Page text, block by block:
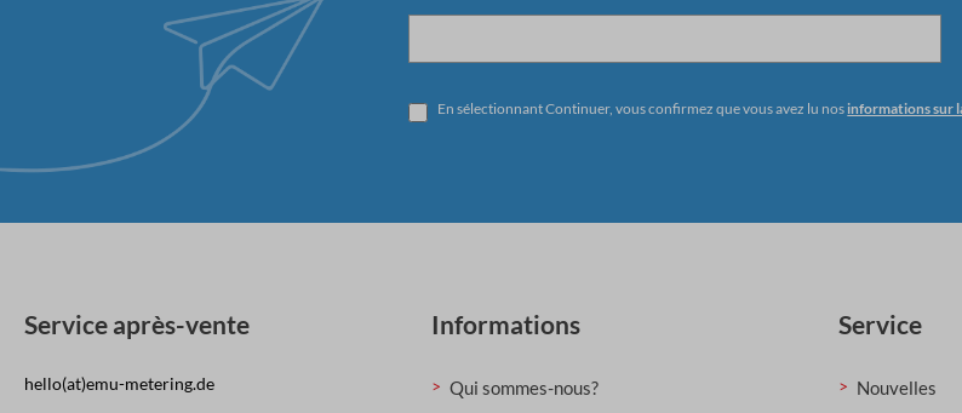
En sélectionnant Continuer, vous confirmez que vous avez lu nos informations sur
Service après-vente
hello(at)emu-metering.de
Informations
Qui sommes-nous?
Service
Nouvelles